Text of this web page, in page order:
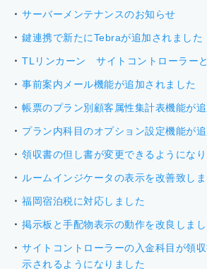
サーバーメンテナンスのお知らせ
鍵連携で新たにTebraが追加されました
TLリンカーン サイトコントローラー
事前案内メール機能が追加されました
帳票のプラン別顧客属性集計表機能が
プラン内科目のオプション設定機能が
領収書の但し書が変更できるようにな
ルームインジケータの表示を改善致し
福岡宿泊税に対応しました
掲示板と手配物表示の動作を改良しま
サイトコントローラーの入金科目が領
示されるようになりました